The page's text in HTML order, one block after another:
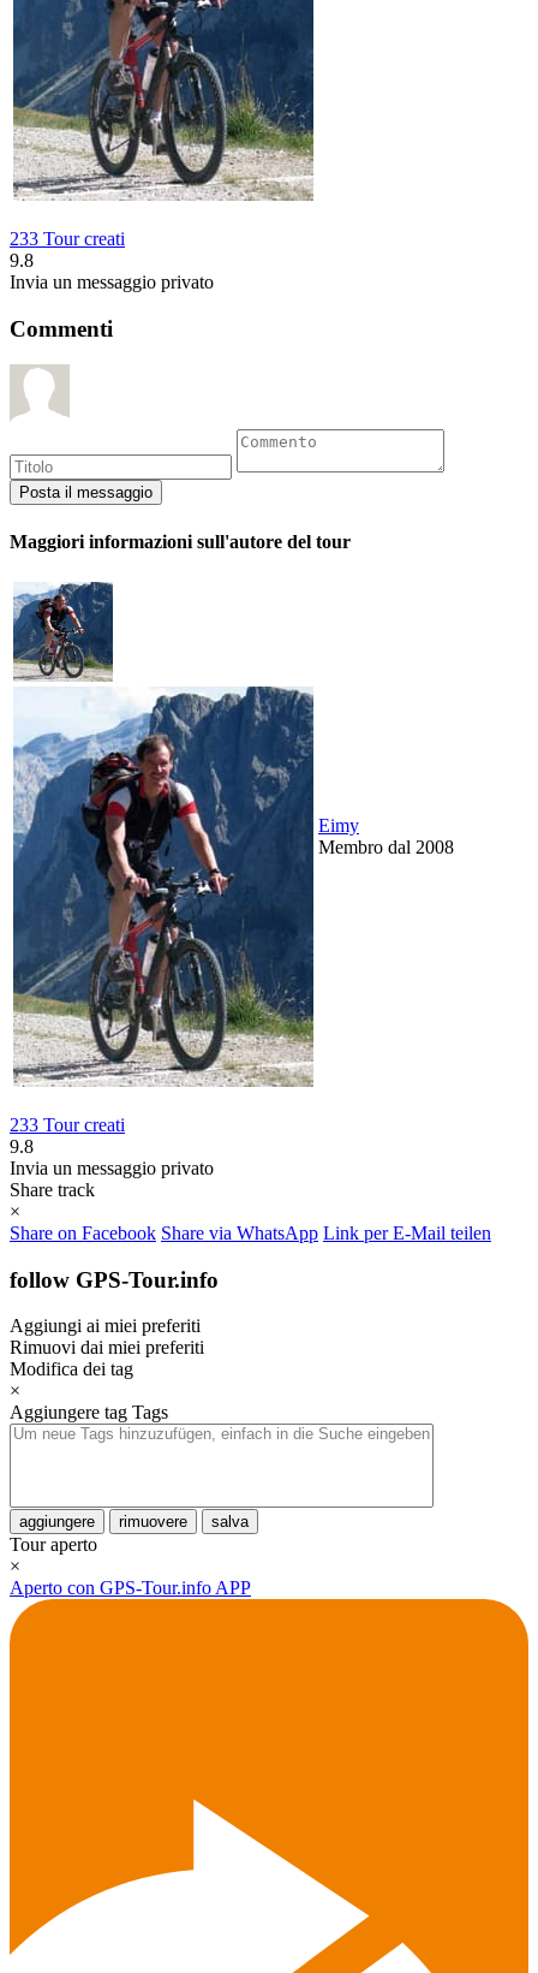
233 Tour creati
9.8
Invia un messaggio privato
Commenti
Maggiori informazioni sull'autore del tour
Eimy
Membro dal 2008
233 Tour creati
9.8
Invia un messaggio privato
Share track
×
Share on Facebook Share via WhatsApp Link per E-Mail teilen
follow GPS-Tour.info
Aggiungi ai miei preferiti
Rimuovi dai miei preferiti
Modifica dei tag
×
Aggiungere tag Tags
aggiungere rimuovere salva
Tour aperto
×
Aperto con GPS-Tour.info APP